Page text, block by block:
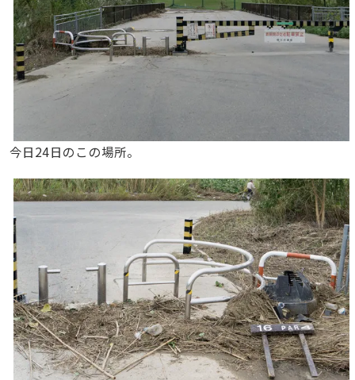
今日24日のこの場所。